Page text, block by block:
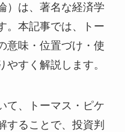
）は、著名な経済学
。本記事では、トー
意味・位置づけ・使
すく解説します。
て、トーマス・ピケ
することで、投資判